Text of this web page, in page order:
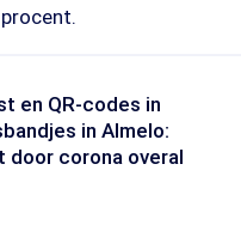
en QR-codes in
in Almelo:
corona overal